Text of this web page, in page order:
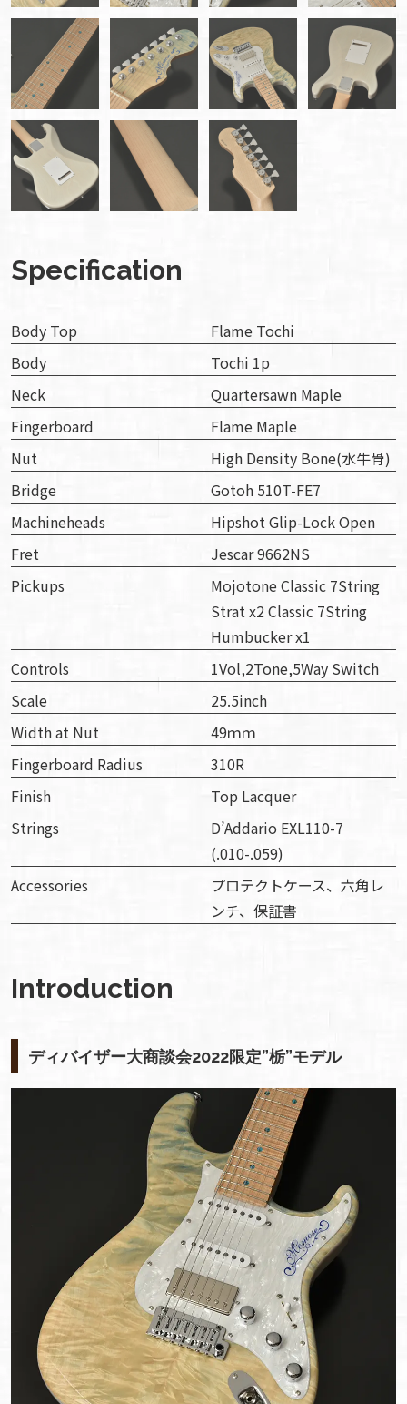
Specification
Body Top
Flame Tochi
Body
Tochi 1p
Neck
Quartersawn Maple
Fingerboard
Flame Maple
Nut
High Density Bone(水牛骨)
Bridge
Gotoh 510T-FE7
Machineheads
Hipshot Glip-Lock Open
Fret
Jescar 9662NS
Pickups
Mojotone Classic 7String
Strat x2 Classic 7String
Humbucker x1
Controls
1Vol,2Tone,5Way Switch
Scale
25.5inch
Width at Nut
49ｍｍ
Fingerboard Radius
310R
Finish
Top Lacquer
Strings
D’Addario EXL110-7
(.010-.059)
Accessories
プロテクトケース、六角レ
ンチ、保証書
Introduction
ディバイザー大商談会2022限定”栃”モデル